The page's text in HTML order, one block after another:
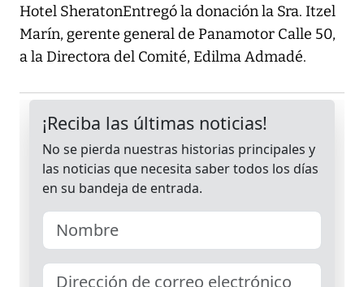
Hotel SheratonEntregó la donación la Sra. Itzel
Marín, gerente general de Panamotor Calle 50,
a la Directora del Comité, Edilma Admadé.